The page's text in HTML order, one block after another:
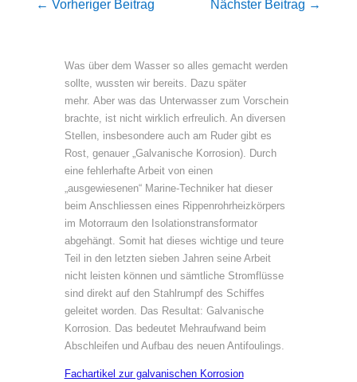
← Vorheriger Beitrag Nächster Beitrag →
Was über dem Wasser so alles gemacht werden
sollte, wussten wir bereits. Dazu später
mehr. Aber was das Unterwasser zum Vorschein
brachte, ist nicht wirklich erfreulich. An diversen
Stellen, insbesondere auch am Ruder gibt es
Rost, genauer „Galvanische Korrosion). Durch
eine fehlerhafte Arbeit von einen
„ausgewiesenen“ Marine-Techniker hat dieser
beim Anschliessen eines Rippenrohrheizkörpers
im Motorraum den Isolationstransformator
abgehängt. Somit hat dieses wichtige und teure
Teil in den letzten sieben Jahren seine Arbeit
nicht leisten können und sämtliche Stromflüsse
sind direkt auf den Stahlrumpf des Schiffes
geleitet worden. Das Resultat: Galvanische
Korrosion. Das bedeutet Mehraufwand beim
Abschleifen und Aufbau des neuen Antifoulings.
Fachartikel zur galvanischen Korrosion